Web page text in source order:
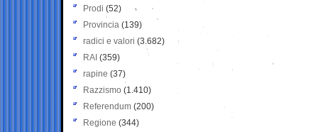
Prodi (52)
Provincia (139)
radici e valori (3.682)
RAI (359)
rapine (37)
Razzismo (1.410)
Referendum (200)
Regione (344)